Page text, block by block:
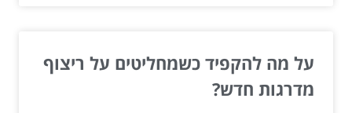
על מה להקפיד כשמחליטים על ריצוף
מדרגות חדש?